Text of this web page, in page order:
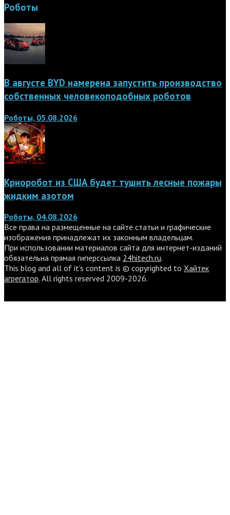
Роботы
В августе BYD намерена запустить производство
собственных человекоподобных роботов
Роботы, 05.08.2026
Криоробот из США будет тушить лесные пожары
жидким азотом
Роботы, 04.08.2026
Все права на размещенные на сайте статьи и графические
изображения принадлежат их законным владельцам.
При использовании материалов сайта для интернет-изданий
обязательна прямая гиперссылка 24hitech.ru.
This blog and all of it's content is © copyrighted to Хайтек
агрегатор. All rights reserved 2009-2026.